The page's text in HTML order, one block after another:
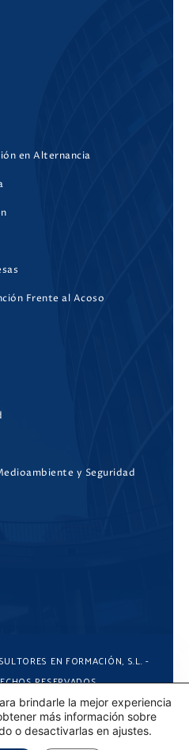
en Alternancia
Frente al Acoso
y Seguridad
EN FORMACIÓN, S.L. -
RESERVADOS..
brindarle la mejor experiencia
más información sobre
o desactivarlas en ajustes.